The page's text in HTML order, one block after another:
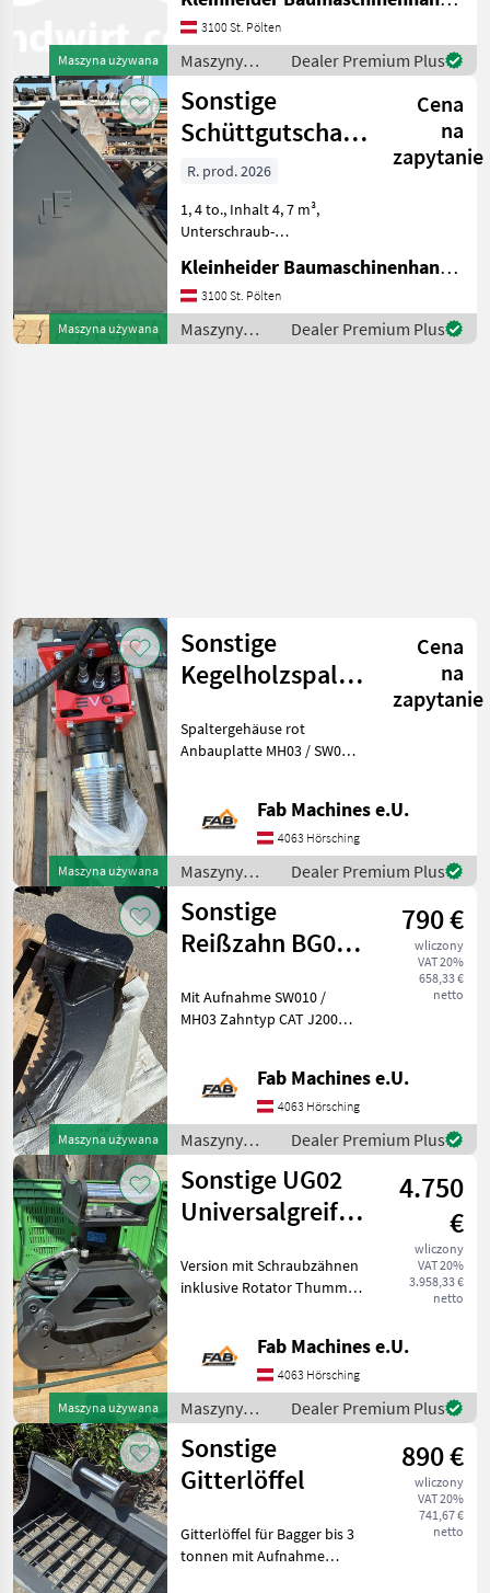
Maszyna używana
3100 St. Pölten
Maszyny
budowlane /
Sonstige
Dealer Premium Plus
Maszyna używana
Sonstige
Schüttgutschaufel
FSM-R2
(Liebherr T 55
Cena
na
zapytanie
R. prod. 2026
1, 4 to., Inhalt 4, 7 m³,
Unterschraub-
Volvo Schnellwechsler,
pasen für Liebherr T 55-7,
Ausführung FSM-R2
Maszyny budowlane
Kleinheider Baumaschinenhandel GmbH.
3100 St. Pölten
Maszyny
budowlane /
Dealer Premium Plus
Maszyna używana
Sonstige
Kegelholzspalter
Bagger 1,5 - 3
tonne
Cena
na
zapytanie
Spaltergehäuse rot
Anbauplatte MH03 / SW010
Durchmesser 200mm
Kegelspitze aus gehärtetem
Chromstahl ( Austausch
Fab Machines e.U.
4063 Hörsching
Maszyny
budowlane /
Sonstige
Dealer Premium Plus
Maszyna używana
Sonstige
Reißzahn BG02
tonnen
790 €
wliczony
VAT 20%
658,33 €
netto
Mit Aufnahme SW010 /
MH03 Zahntyp CAT J200
Koparka - osprzętFab Machines e.U.
4063 Hörsching
Maszyny
budowlane /
Sonstige
Dealer Premium Plus
Maszyna używana
Sonstige UG02
Universalgreifer
4.750
€
wliczony
VAT 20%
3.958,33 €
netto
Version mit Schraubzähnen
inklusive Rotator Thumm
tonnen Typ zawieszenia:
Chwytak Maszyny
budowlane Koparka -
osprzę
Fab Machines e.U.
4063 Hörsching
Maszyny
budowlane /
Sonstige
Dealer Premium Plus
Sonstige
Gitterlöffel
890 €
wliczony
VAT 20%
741,67 €
netto
Gitterlöffel für Bagger bis 3
tonnen mit Aufnahme